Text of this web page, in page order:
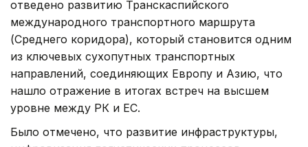
отведено развитию Транскаспийского
международного транспортного маршрута
(Среднего коридора), который становится одним
из ключевых сухопутных транспортных
направлений, соединяющих Европу и Азию, что
нашло отражение в итогах встреч на высшем
уровне между РК и ЕС.
Было отмечено, что развитие инфраструктуры,